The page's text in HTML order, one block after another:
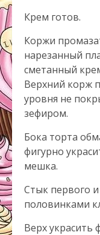
Крем готов.
Коржи
нарезанный
сметанный
Верхний корж
уровня не
зефиром.
Бока торта
фигурно
мешка.
Стык первого
половинками
Верх украсить